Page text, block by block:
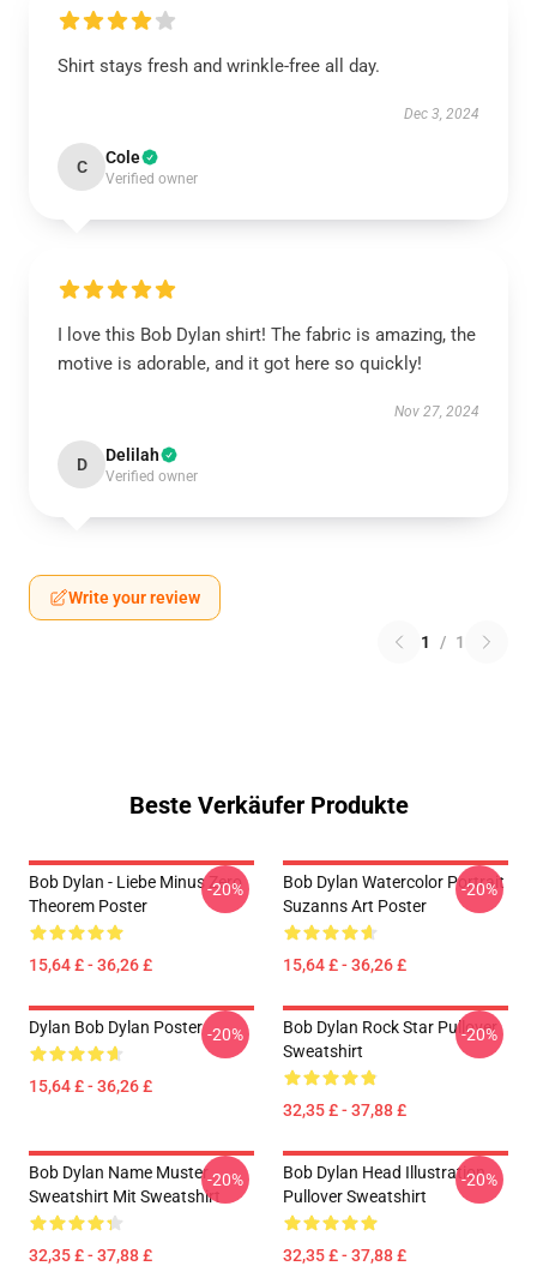
Shirt stays fresh and wrinkle-free all day.
Dec 3, 2024
C Cole
Verified owner
I love this Bob Dylan shirt! The fabric is amazing, the
motive is adorable, and it got here so quickly!
Nov 27, 2024
D Delilah
Verified owner
Write your review
1 / 1
Beste Verkäufer Produkte
Bob Dylan - Liebe Minus Zero
Theorem Poster
15,64 £ - 36,26 £
-20%
Bob Dylan Watercolor Portrait
Suzanns Art Poster
15,64 £ - 36,26 £
-20%
Dylan Bob Dylan Poster
15,64 £ - 36,26 £
-20%
Bob Dylan Rock Star Pullover
Sweatshirt
32,35 £ - 37,88 £
-20%
Bob Dylan Name Muster
Sweatshirt Mit Sweatshirt
32,35 £ - 37,88 £
-20%
Bob Dylan Head Illustration
Pullover Sweatshirt
32,35 £ - 37,88 £
-20%